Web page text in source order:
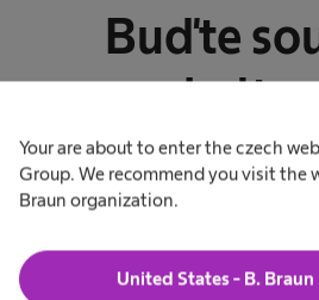
Your are about to enter the czech
Group. We recommend you visit the
Braun organization.
United States - B.
Buďte
která vám umožní růst,